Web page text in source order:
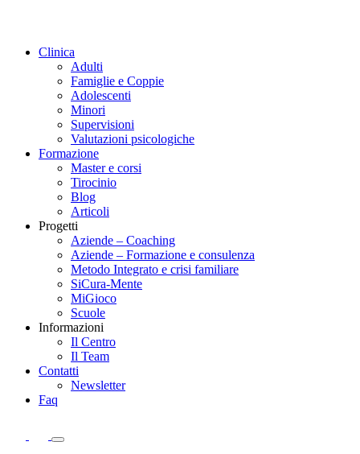
Clinica
Adulti
Famiglie e Coppie
Adolescenti
Minori
Supervisioni
Valutazioni psicologiche
Formazione
Master e corsi
Tirocinio
Blog
Articoli
Progetti
Aziende – Coaching
Aziende – Formazione e consulenza
Metodo Integrato e crisi familiare
SiCura-Mente
MiGioco
Scuole
Informazioni
Il Centro
Il Team
Contatti
Newsletter
Faq